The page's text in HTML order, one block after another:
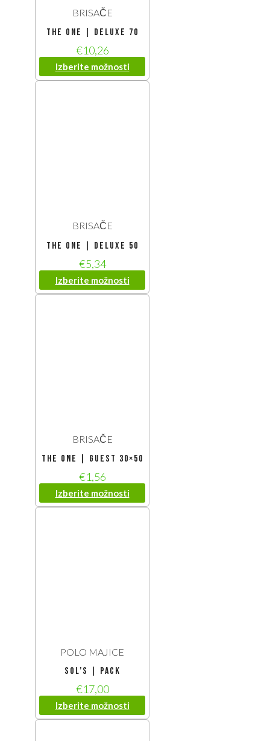
BRISAČE
The One | Deluxe 70
€10,26
Izberite možnosti
BRISAČE
The One | Deluxe 50
€5,34
Izberite možnosti
BRISAČE
The One | Guest 30×50
€1,56
Izberite možnosti
POLO MAJICE
SOL’S | Pack
€17,00
Izberite možnosti